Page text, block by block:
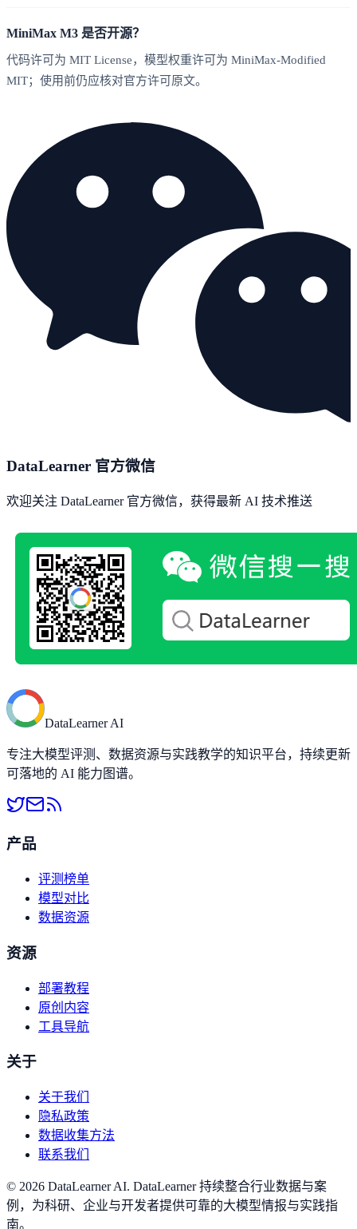
MiniMax M3 是否开源？
代码许可为 MIT License，模型权重许可为 MiniMax-Modified
MIT；使用前仍应核对官方许可原文。
DataLearner 官方微信
欢迎关注 DataLearner 官方微信，获得最新 AI 技术推送
DataLearner AI
专注大模型评测、数据资源与实践教学的知识平台，持续更新
可落地的 AI 能力图谱。
产品
评测榜单
模型对比
数据资源
资源
部署教程
原创内容
工具导航
关于
关于我们
隐私政策
数据收集方法
联系我们
© 2026 DataLearner AI. DataLearner 持续整合行业数据与案
例，为科研、企业与开发者提供可靠的大模型情报与实践指
南。